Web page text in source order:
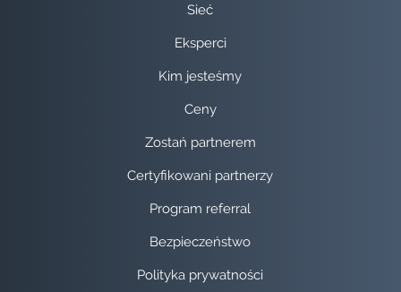
Sieć
Eksperci
Kim jesteśmy
Ceny
Zostań partnerem
Certyfikowani partnerzy
Program referral
Bezpieczeństwo
Polityka prywatności